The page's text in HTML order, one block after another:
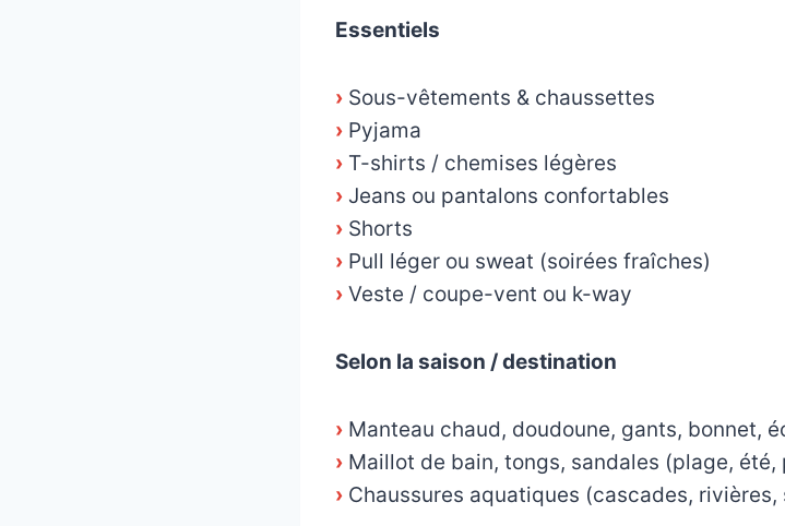
Essentiels
› Sous-vêtements & chaussettes
› Pyjama
› T-shirts / chemises légères
› Jeans ou pantalons confortables
› Shorts
› Pull léger ou sweat (soirées fraîches)
› Veste / coupe-vent ou k-way
Selon la saison / destination
› Manteau chaud, doudoune, gants, bonnet,
› Maillot de bain, tongs, sandales (plage, été,
› Chaussures aquatiques (cascades, rivières,